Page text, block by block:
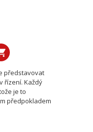
představovat
řízení. Každý
je to
předpokladem